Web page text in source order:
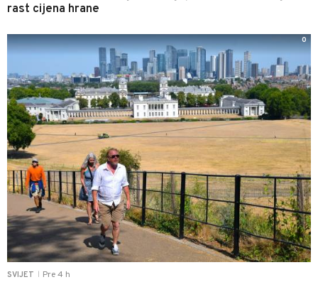
rast cijena hrane
SVIJET Pre 4 h
0